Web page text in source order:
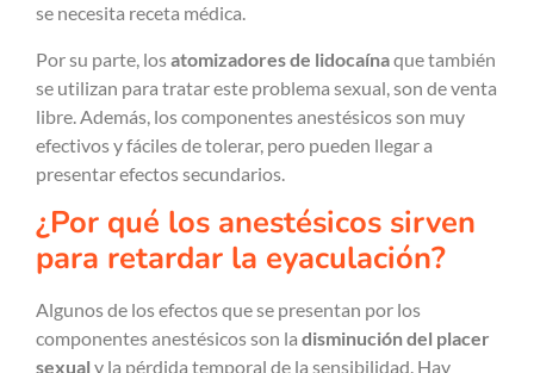
se necesita receta médica.
Por su parte, losatomizadores de lidocaínaque también
se utilizan para tratar este problema sexual, son de venta
libre. Además, los componentes anestésicos son muy
efectivos y fáciles de tolerar, pero pueden llegar a
presentar efectos secundarios.
¿Por qué los anestésicos sirven
para retardar la eyaculación?
Algunos de los efectos que se presentan por los
componentes anestésicos son la disminución del placer
sexual y la pérdida temporal de la sensibilidad. Hay